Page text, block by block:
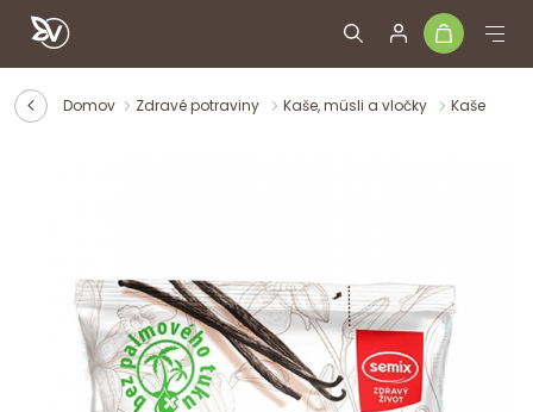
Domov Zdravé potraviny Kaše, müsli a vločky Kaše